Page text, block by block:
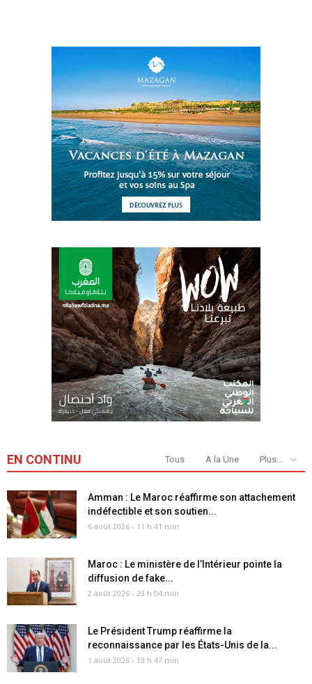
EN CONTINU Tous A la Une Plus...
Amman : Le Maroc réaffirme son attachement
indéfectible et son soutien...
6 août 2026 - 11 h 41 min
Maroc : Le ministère de l’Intérieur pointe la
diffusion de fake...
2 août 2026 - 23 h 04 min
Le Président Trump réaffirme la
reconnaissance par les États-Unis de la...
1 août 2026 - 13 h 47 min